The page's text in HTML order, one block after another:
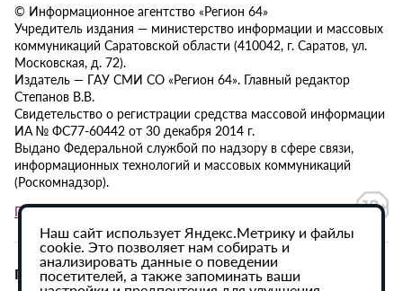
© Информационное агентство «Регион 64»
Учредитель издания — министерство информации и массовых
коммуникаций Саратовской области (410042, г. Саратов, ул.
Московская, д. 72).
Издатель — ГАУ СМИ СО «Регион 64». Главный редактор
Степанов В.В.
Свидетельство о регистрации средства массовой информации
ИА № ФС77-60442 от 30 декабря 2014 г.
Выдано Федеральной службой по надзору в сфере связи,
информационных технологий и массовых коммуникаций
(Роскомнадзор).
Политика в отношении обработки персональных данных
При использовании материалов сайта активная
Наш сайт использует Яндекс.Метрику и файлы
cookie. Это позволяет нам собирать и
анализировать данные о поведении
посетителей, а также запоминать ваши